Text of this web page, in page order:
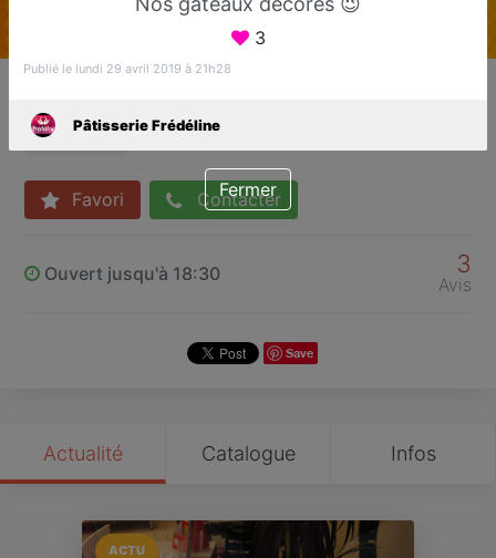
Pâtisserie Frédéline
Fréjus
Favori Contacter
Ouvert jusqu'à 18:30 3
Avis
Save
Actualité Catalogue Infos
ACTU
3
Publié le lundi 29 avril 2019 à 21h28
Pâtisserie Frédéline
Fermer